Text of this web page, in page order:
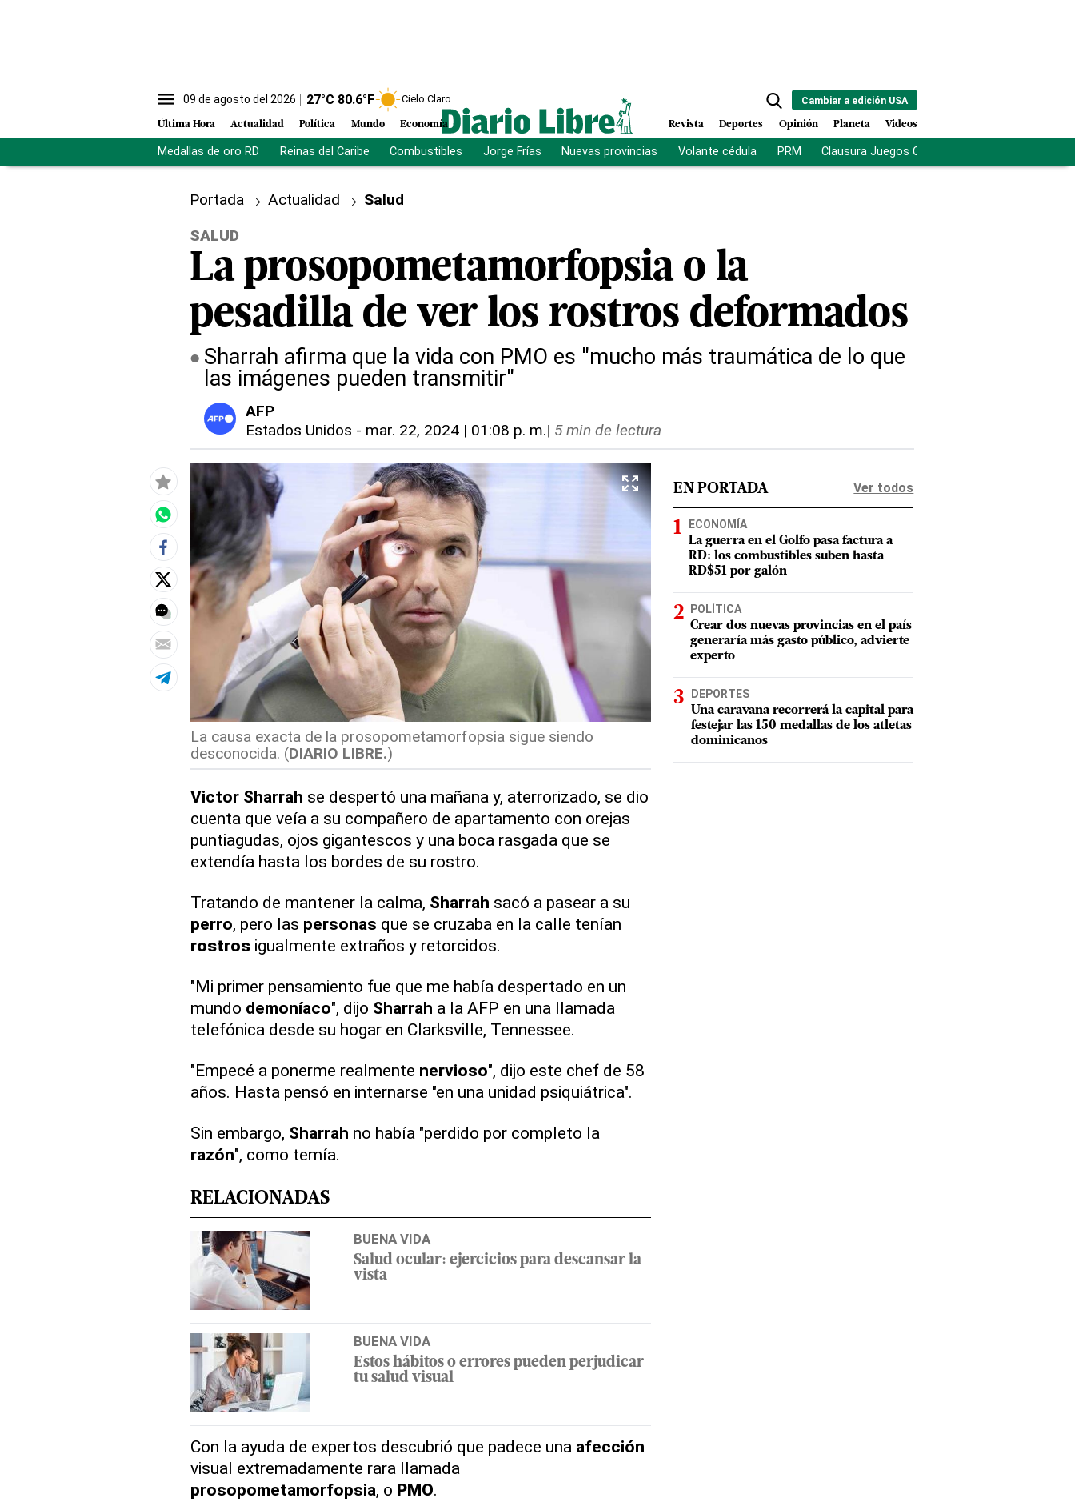
09 de agosto del 2026 27°C 80.6°F Cielo Claro
Última Hora Actualidad Política Mundo Economía
Cambiar a edición USA
Revista Deportes Opinión Planeta Videos
Medallas de oro RD Reinas del Caribe Combustibles Jorge Frías Nuevas provincias Volante cédula PRM Clausura Juegos Centroamericanos
Portada Actualidad
Salud
SALUD
La prosopometamorfopsia o la
pesadilla de ver los rostros deformados
Sharrah afirma que la vida con PMO es "mucho más traumática de lo que
las imágenes pueden transmitir"
AFP
Estados Unidos - mar. 22, 2024 | 01:08 p. m.| 5 min de lectura
La causa exacta de la prosopometamorfopsia sigue siendo
desconocida. (DIARIO LIBRE.)
Victor Sharrah se despertó una mañana y, aterrorizado, se dio
cuenta que veía a su compañero de apartamento con orejas
puntiagudas, ojos gigantescos y una boca rasgada que se
extendía hasta los bordes de su rostro.
Tratando de mantener la calma, Sharrah sacó a pasear a su
perro, pero las personas que se cruzaba en la calle tenían
rostrosigualmente extraños y retorcidos.
"Mi primer pensamiento fue que me había despertado en un
mundo demoníaco", dijo Sharrah a la AFP en una llamada
telefónica desde su hogar en Clarksville, Tennessee.
"Empecé a ponerme realmente nervioso", dijo este chef de 58
años. Hasta pensó en internarse "en una unidad psiquiátrica".
Sin embargo, Sharrah no había "perdido por completo la
razón", como temía.
RELACIONADAS
BUENA VIDA
Salud ocular: ejercicios para descansar la
vista
BUENA VIDA
Estos hábitos o errores pueden perjudicar
tu salud visual
Con la ayuda de expertos descubrió que padece una afección
visual extremadamente rara llamada
prosopometamorfopsia, o PMO.
EN PORTADA Ver todos
ECONOMÍA
La guerra en el Golfo pasa factura a
RD: los combustibles suben hasta
RD$51 por galón
POLÍTICA
Crear dos nuevas provincias en el país
generaría más gasto público, advierte
experto
DEPORTES
Una caravana recorrerá la capital para
festejar las 150 medallas de los atletas
dominicanos